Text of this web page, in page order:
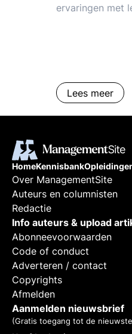
ervaringen met
Lees meer
HomeKennisbank
Over ManagementSite
Auteurs en columnisten
Redactie
Info auteurs & upload
Abonneevoorwaarden
Code of conduct
Adverteren / contact
Copyrights
Afmelden
Aanmelden nieuwsbrief
(Gratis toegang tot de